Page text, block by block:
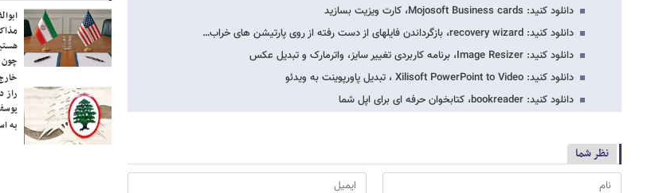
دانلود کنید: Mojosoft Business cards، کارت ویزیت بسازید
دانلود کنید: recovery wizard، بازگرداندن فایلهای از دست رفته از روی پارتیشن های خراب…
دانلود کنید: Image Resizer، برنامه کاربردی تغییر سایز، واترمارک و تبدیل عکس
دانلود کنید: Xilisoft PowerPoint to Video ، تبدیل پاورپوینت به ویدئو
دانلود کنید: bookreader، کتابخوان حرفه ای برای اپل شما
نظر شما
چون
راز
به